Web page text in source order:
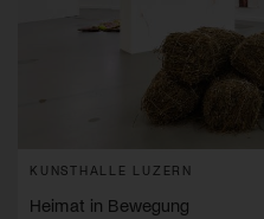
KUNSTHALLE LUZERN
Heimat in Bewegung